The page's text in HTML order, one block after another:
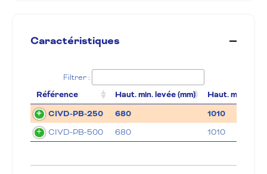
Caractéristiques
Filtrer :
Référence Haut. min. levée (mm)
Haut. max.
CIVD-PB-250
680 1010
CIVD-PB-500 680 1010